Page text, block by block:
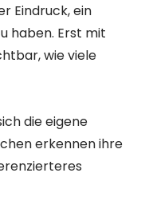
Eindruck, ein
haben. Erst mit
wie viele
die eigene
erkennen ihre